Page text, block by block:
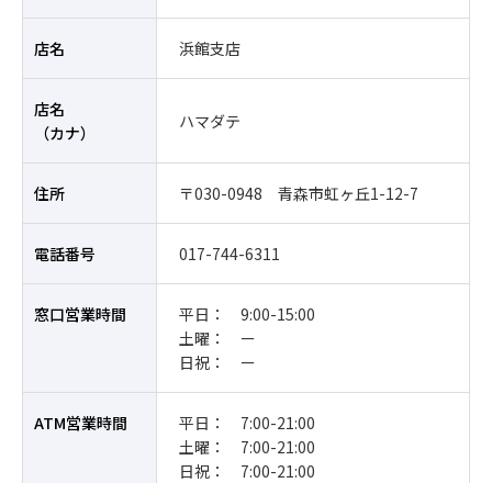
店名 浜館支店
店名
（カナ）
ハマダテ
住所 〒030-0948 青森市虹ヶ丘1-12-7
電話番号 017-744-6311
窓口営業時間
平日： 9:00-15:00
土曜： ー
日祝： ー
ATM営業時間
平日： 7:00-21:00
土曜： 7:00-21:00
日祝： 7:00-21:00